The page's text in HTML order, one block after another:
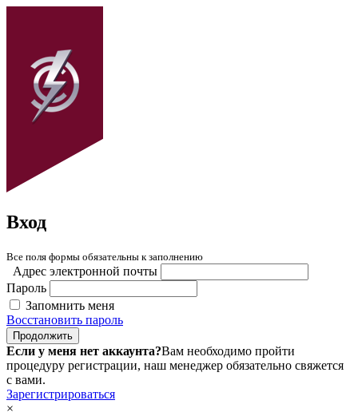
Вход
Все поля формы обязательны к заполнению
Адрес электронной почты
Пароль
Запомнить меня
Восстановить пароль
Продолжить
Если у меня нет аккаунта?Вам необходимо пройти
процедуру регистрации, наш менеджер обязательно свяжется
с вами.
Зарегистрироваться
×